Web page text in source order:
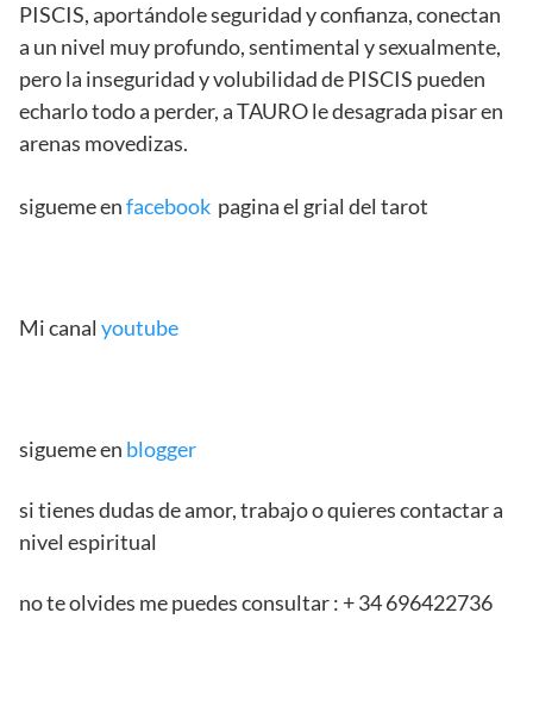
PISCIS, aportándole seguridad y confianza, conectan
a un nivel muy profundo, sentimental y sexualmente,
pero la inseguridad y volubilidad de PISCIS pueden
echarlo todo a perder, a TAURO le desagrada pisar en
arenas movedizas.
sigueme enfacebook pagina el grial del tarot
Mi canal youtube
sigueme en blogger
si tienes dudas de amor, trabajo o quieres contactar a
nivel espiritual
no te olvides me puedes consultar : + 34 696422736